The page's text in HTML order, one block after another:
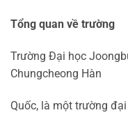
Tổng quan về trường
Trường Đại học
Chungcheong Hàn
Quốc, là một trường